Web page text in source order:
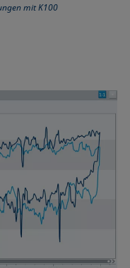
mit K100